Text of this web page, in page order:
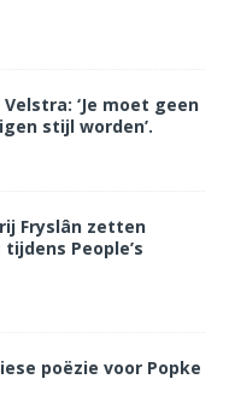
‘Je moet geen
stijl worden’.
Fryslân zetten
People’s
poëzie voor Popke